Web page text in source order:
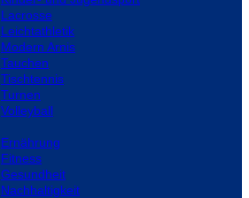
Lacrosse
Leichtathletik
Modern Arnis
Tauchen
Tischtennis
Turnen
Volleyball
Ernährung
Fitness
Gesundheit
Nachhaltigkeit